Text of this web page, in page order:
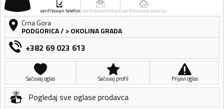
verifikovan telefon verifikovan email verifikovana lokacija
Crna Gora
PODGORICA/ > OKOLINA GRADA
+382 69 023 613
Sačuvaj oglas Sačuvaj profil Prijavi oglas
Pogledaj sve oglase prodavca